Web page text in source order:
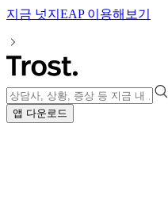
지금 넛지EAP이용해보기
앱 다운로드